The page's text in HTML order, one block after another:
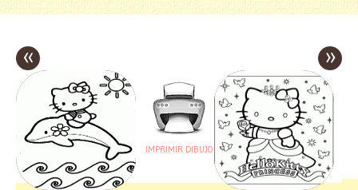
«
IMPRIMIR DIBUJO
»